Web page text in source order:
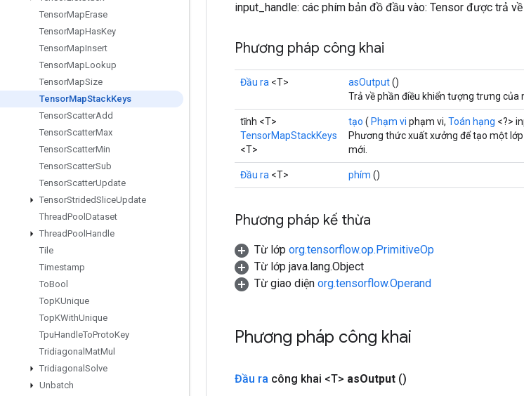
TensorMapErase
TensorMapHasKey
TensorMapInsert
TensorMapLookup
TensorMapSize
TensorMapStackKeys
TensorScatterAdd
TensorScatterMax
TensorScatterMin
TensorScatterSub
TensorScatterUpdate
TensorStridedSliceUpdate
ThreadPool Dataset
ThreadPool Handle
Tile
Timestamp
ToBool
TopKUnique
TopKWithUnique
TpuHandleToProtoKey
Tridiagonal MatMul
Tridiagonal Solve
Unbatch
input_handle: các phím bản đồ đầu vào: Tensor được trả
Phương pháp công khai
Đầu ra <T> asOutput()
Trả về phần điều khiển tượng trưng của
tĩnh <T>
TensorMapStackKeys
<T>
tạo ( Phạm vi phạm vi, Toán hạng <?>
Phương thức xuất xưởng để tạo một
mới.
Đầu ra <T> phím ()
Phương pháp kế thừa
Từ lớp org.tensorflow.op.PrimitiveOp
Từ lớp java.lang.Object
Từ giao diện org.tensorflow.Operand
Phương pháp công khai
Đầu ra công khai <T> asOutput ()